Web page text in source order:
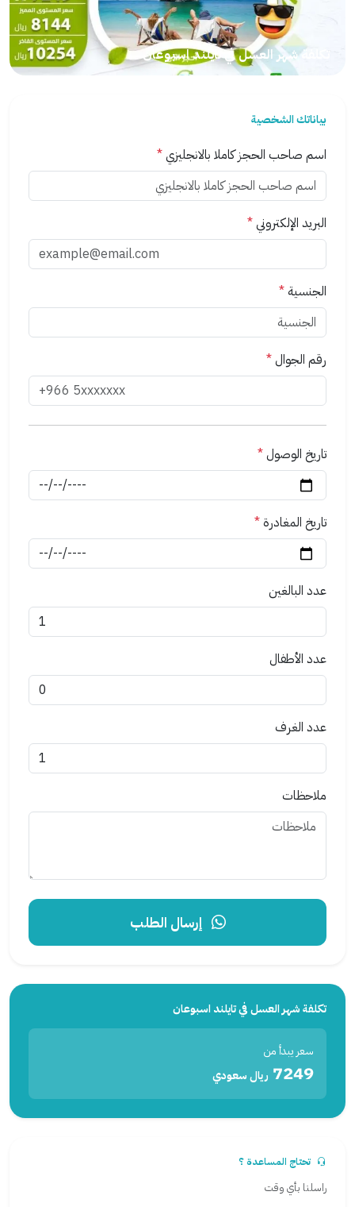
تكلفة شهر العسل في تايلند اسبوعان
بياناتك الشخصية
اسم صاحب الحجز كاملا بالانجليزي*
البريد الإلكتروني*
الجنسية *
رقم الجوال*
تاريخ الوصول*
تاريخ المغادرة*
عدد البالغين
عدد الأطفال
عدد الغرف
ملاحظات
إرسال الطلب
تكلفة شهر العسل في تايلند اسبوعان
سعر يبدأ من
7249 ريال سعودي
تحتاج المساعدة ؟
راسلنا بأي وقت